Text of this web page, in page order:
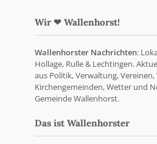
Wir ❤ Wallenhorst!
Wallenhorster Nachrichten:
Hollage, Rulle & Lechtingen.
aus Politik, Verwaltung,
Kirchengemeinden, Wetter und
Gemeinde Wallenhorst.
Das ist Wallenhorster